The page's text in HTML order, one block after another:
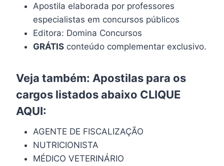
Apostila elaborada por professores
especialistas em concursos públicos
Editora: Domina Concursos
GRÁTIS conteúdo complementar exclusivo.
Veja também: Apostilas para os
cargos listados abaixo CLIQUE
AQUI:
AGENTE DE FISCALIZAÇÃO
NUTRICIONISTA
MÉDICO VETERINÁRIO